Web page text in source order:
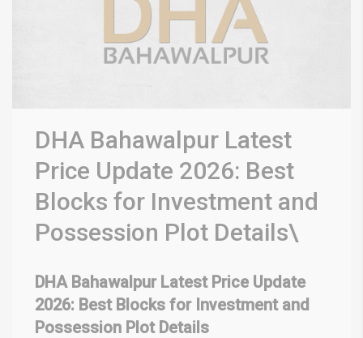
DHA Bahawalpur Latest
Price Update 2026: Best
Blocks for Investment and
Possession Plot Details\
DHA Bahawalpur Latest Price Update
2026: Best Blocks for Investment and
Possession Plot Details